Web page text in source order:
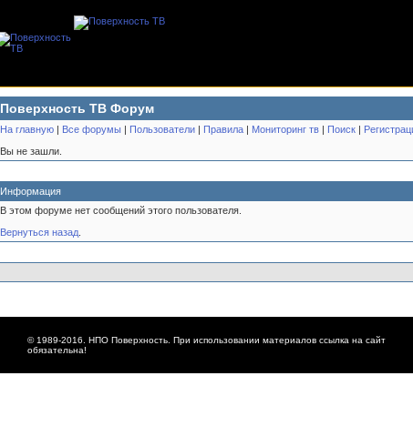
Поверхность ТВ Форум
На главную | Все форумы | Пользователи | Правила | Мониторинг тв | Поиск |
Вы не зашли.
Информация
В этом форуме нет сообщений этого пользователя.
Вернуться назад
© 1989-2016. НПО Поверхность. При использовании материалов ссылка на сайт
обязательна!